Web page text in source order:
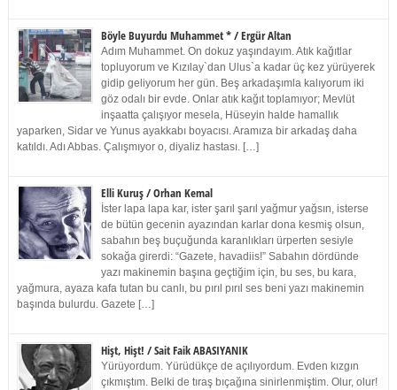
Böyle Buyurdu Muhammet * / Ergür Altan
Adım Muhammet. On dokuz yaşındayım. Atık kağıtlar
topluyorum ve Kızılay`dan Ulus`a kadar üç kez yürüyerek
gidip geliyorum her gün. Beş arkadaşımla kalıyorum iki
göz odalı bir evde. Onlar atık kağıt toplamıyor; Mevlüt
inşaatta çalışıyor mesela, Hüseyin halde hamallık
yaparken, Sidar ve Yunus ayakkabı boyacısı. Aramıza bir arkadaş daha
katıldı. Adı Abbas. Çalışmıyor o, diyaliz hastası. […]
Elli Kuruş / Orhan Kemal
İster lapa lapa kar, ister şarıl şarıl yağmur yağsın, isterse
de bütün gecenin ayazından karlar dona kesmiş olsun,
sabahın beş buçuğunda karanlıkları ürperten sesiyle
sokağa girerdi: “Gazete, havadiis!” Sabahın dördünde
yazı makinemin başına geçtiğim için, bu ses, bu kara,
yağmura, ayaza kafa tutan bu canlı, bu pırıl pırıl ses beni yazı makinemin
başında bulurdu. Gazete […]
Hişt, Hişt! / Sait Faik ABASIYANIK
Yürüyordum. Yürüdükçe de açılıyordum. Evden kızgın
çıkmıştım. Belki de tıraş bıçağına sinirlenmiştim. Olur, olur!